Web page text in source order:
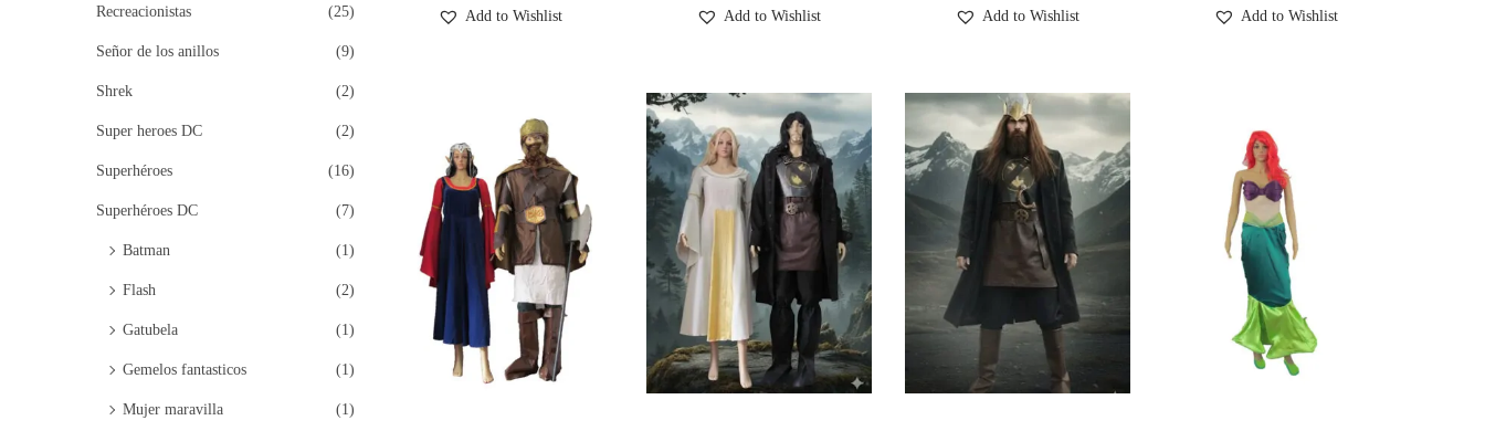
Add to Wishlist Add to Wishlist Add to Wishlist Add to Wishlist
Recreacionistas (25)
Señor de los anillos (9)
Shrek (2)
Super heroes DC (2)
Superhéroes (16)
Superhéroes DC (7)
Batman (1)
Flash (2)
Gatubela (1)
Gemelos fantasticos (1)
Mujer maravilla (1)